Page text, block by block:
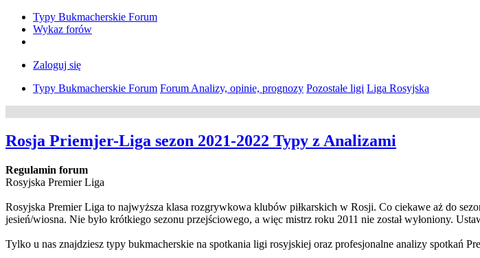
Typy Bukmacherskie Forum
Wykaz forów
Zaloguj się
Typy Bukmacherskie Forum Forum Analizy, opinie, prognozy Pozostałe ligi Liga Rosyjska
Rosja Priemjer-Liga sezon 2021-2022 Typy z Analizami
Regulamin forum
Rosyjska Premier Liga
Rosyjska Premier Liga to najwyższa klasa rozgrywkowa klubów piłkarskich w Rosji. Co ciekawe aż do
jesień/wiosna. Nie było krótkiego sezonu przejściowego, a więc mistrz roku 2011 nie został wyłoniony.
Tylko u nas znajdziesz typy bukmacherskie na spotkania ligi rosyjskiej oraz profesjonalne analizy spotkań